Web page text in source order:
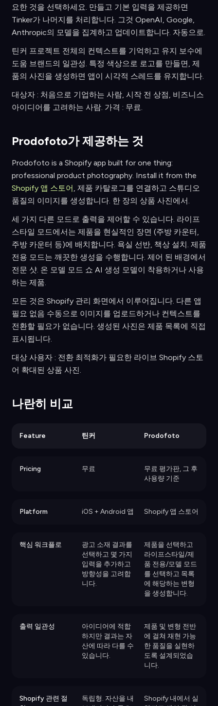
요한 것을 선택하세요. 만들고 기본 입력을 제공하면
Tinker가 나머지를 처리합니다. 그것 OpenAI, Google,
Anthropic의 모델을 집계하고 업데이트합니다. 자동으로.
틴커 프로젝트 전체의 컨텍스트를 기억하고 유지 보수에
도움 브랜드의 일관성. 특정 색상으로 로고를 만들면, 제
품의 사진을 생성하면 앱이 시각적 스레드를 유지합니다.
대상자 : 처음으로 기업하는 사람, 시작 전 상점, 비즈니스
아이디어를 고려하는 사람. 가격 : 무료.
Prodofoto가 제공하는 것
Prodofoto is a Shopify app built for one thing:
professional product photography. Install it from the
Shopify 앱 스토어, 제품 카탈로그를 연결하고 스튜디오
품질의 이미지를 생성합니다. 한 장의 상품 사진에서.
세 가지 다른 모드로 출력을 제어할 수 있습니다. 라이프
스타일 모드에서는 제품을 현실적인 장면 (주방 카운터,
주방 카운터 등)에 배치합니다. 욕실 선반, 책상 설치. 제품
전용 모드는 깨끗한 생성을 수행합니다. 제어 된 배경에서
전문 샷. 온 모델 모드 쇼 AI 생성 모델이 착용하거나 사용
하는 제품.
모든 것은 Shopify 관리 화면에서 이루어집니다. 다른 앱
필요 없음 수동으로 이미지를 업로드하거나 컨텍스트를
전환할 필요가 없습니다. 생성된 사진은 제품 목록에 직접
표시됩니다.
대상 사용자 : 전환 최적화가 필요한 라이브 Shopify 스토
어 확대된 상품 사진.
나란히 비교
Feature 틴커 Prodofoto
Pricing 무료
무료 평가판, 그 후
사용량 기준
Platform iOS + Android 앱 Shopify 앱 스토어
핵심 워크플로
광고 소재 결과를
선택하고 몇 가지
입력을 추가하고
방향성을 고려합
니다.
제품을 선택하고
라이프스타일/제
품 전용/모델 모드
를 선택하고 목록
에 해당하는 변형
을 생성합니다.
출력 일관성
아이디어에 적합
하지만 결과는 자
산에 따라 다를 수
있습니다.
제품 및 변형 전반
에 걸쳐 재현 가능
한 품질을 실현하
도록 설계되었습
니다.
Shopify 관련 절
독립형. 자산을 내
Shopify 내에서 실